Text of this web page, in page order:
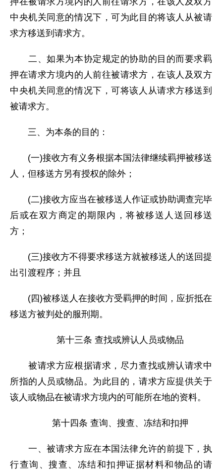
中央机关同意的情况下，可为此目的将该人从被请
求方移送到请求方。
二、如果为本协定规定的协助的目的而要求羁
押在请求方境内的人前往被请求方，在该人及双方
中央机关同意的情况下，可将该人从请求方移送到
被请求方。
三、为本条的目的：
(一)接收方有义务根据本国法律继续羁押被移送
人，但移送方另有授权的除外；
(二)接收方应当在被移送人作证或协助调查完毕
后或在双方商定的期限内，将被移送人送回移送
方；
(三)接收方不得要求移送方就被移送人的送回提
出引渡程序；并且
(四)被移送人在接收方受羁押的时间，应折抵在
移送方被判处的服刑期。
第十三条 查找或辨认人员或物品
被请求方应根据请求，尽力查找或辨认请求中
所指的人员或物品。为此目的，请求方应提供关于
该人或物品在被请求方境内的可能所在地的资料。
第十四条 查询、搜查、冻结和扣押
一、被请求方应在本国法律允许的前提下，执
行查询、搜查、冻结和扣押证据材料和物品的请